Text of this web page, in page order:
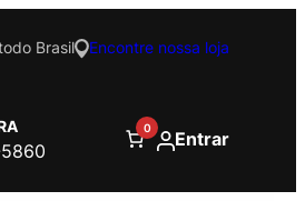
Brasil Encontre nossa loja
0 Entrar